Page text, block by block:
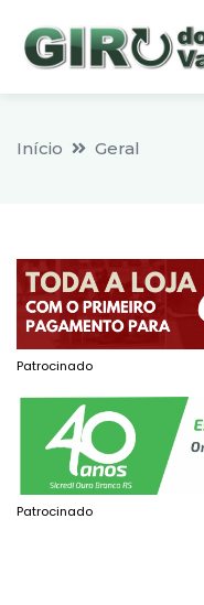
Início Geral
Patrocinado
Patrocinado